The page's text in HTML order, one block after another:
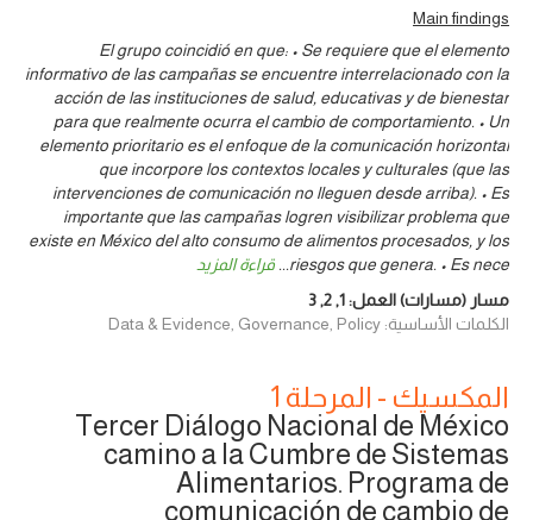
Main findings
El grupo coincidió en que: • Se requiere que el elemento
informativo de las campañas se encuentre interrelacionado con la
acción de las instituciones de salud, educativas y de bienestar
para que realmente ocurra el cambio de comportamiento. • Un
elemento prioritario es el enfoque de la comunicación horizontal
que incorpore los contextos locales y culturales (que las
intervenciones de comunicación no lleguen desde arriba). • Es
importante que las campañas logren visibilizar problema que
existe en México del alto consumo de alimentos procesados, y los
riesgos que genera. • Es nece
... قراءة المزيد
مسار (مسارات) العمل:1
,
2
,
3
الكلمات الأساسية: Data & Evidence, Governance, Policy
المكسيك - المرحلة 1
Tercer Diálogo Nacional de México
camino a la Cumbre de Sistemas
Alimentarios. Programa de
comunicación de cambio de